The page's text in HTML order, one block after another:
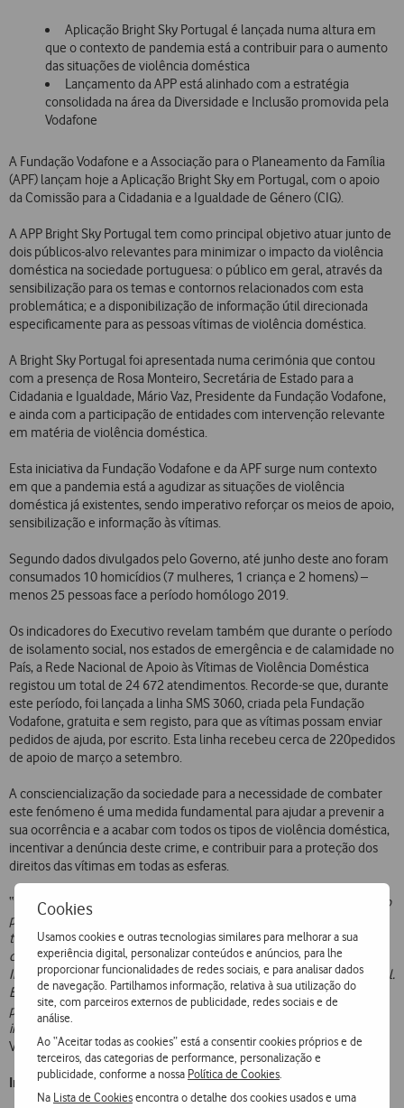
Cookies
Usamos cookies e outras tecnologias similares para melhorar a sua
experiência digital, personalizar conteúdos e anúncios, para lhe
proporcionar funcionalidades de redes sociais, e para analisar dados
de navegação. Partilhamos informação, relativa à sua utilização do
site, com parceiros externos de publicidade, redes sociais e de
análise.
Ao “Aceitar todas as cookies” está a consentir cookies próprios e de
terceiros, das categorias de performance, personalização e
publicidade, conforme a nossa Política de Cookies
Na Lista de Cookiesencontra o detalhe dos cookies usados e uma
Aplicação Bright Sky Portugal é lançada numa altura em
que o contexto de pandemia está a contribuir para o aumento
das situações de violência doméstica
Lançamento da APP está alinhado com a estratégia
consolidada na área da Diversidade e Inclusão promovida pela
Vodafone
A Fundação Vodafone e a Associação para o Planeamento da Família
(APF) lançam hoje a Aplicação Bright Sky em Portugal, com o apoio
da Comissão para a Cidadania e a Igualdade de Género (CIG).
A APP Bright Sky Portugal tem como principal objetivo atuar junto de
dois públicos-alvo relevantes para minimizar o impacto da violência
doméstica na sociedade portuguesa: o público em geral, através da
sensibilização para os temas e contornos relacionados com esta
problemática; e a disponibilização de informação útil direcionada
especificamente para as pessoas vítimas de violência doméstica.
A Bright Sky Portugal foi apresentada numa cerimónia que contou
com a presença de Rosa Monteiro, Secretária de Estado para a
Cidadania e Igualdade, Mário Vaz, Presidente da Fundação Vodafone,
e ainda com a participação de entidades com intervenção relevante
em matéria de violência doméstica.
Esta iniciativa da Fundação Vodafone e da APF surge num contexto
em que a pandemia está a agudizar as situações de violência
doméstica já existentes, sendo imperativo reforçar os meios de apoio,
sensibilização e informação às vítimas.
Segundo dados divulgados pelo Governo, até junho deste ano foram
consumados 10 homicídios (7 mulheres, 1 criança e 2 homens) –
menos 25 pessoas face a período homólogo 2019.
Os indicadores do Executivo revelam também que durante o período
de isolamento social, nos estados de emergência e de calamidade no
País, a Rede Nacional de Apoio às Vítimas de Violência Doméstica
registou um total de 24 672 atendimentos. Recorde-se que, durante
este período, foi lançada a linha SMS 3060, criada pela Fundação
Vodafone, gratuita e sem registo, para que as vítimas possam enviar
pedidos de ajuda, por escrito. Esta linha recebeu cerca de 220pedidos
de apoio de março a setembro.
A consciencialização da sociedade para a necessidade de combater
este fenómeno é uma medida fundamental para ajudar a prevenir a
sua ocorrência e a acabar com todos os tipos de violência doméstica,
incentivar a denúncia deste crime, e contribuir para a proteção dos
direitos das vítimas em todas as esferas.
“ A Bright Sky Portugal é uma aplicação móvel inovadora no mercado
português em matéria de informação e sensibilização em torno da
temática de violência doméstica. Esta iniciativa é mais um passo no
caminho que a Vodafone está a trilhar na área da Diversidade e
Inclusão e na sua ambição de ninguém ficar para trás nesta era digital.
Este projeto mostra, uma vez mais, como moldamos a tecnologia
para a colocar ao serviço da Sociedade, nomeadamente na
integração de grupos mais vulneráveis
Vodafone Portugal e Presidente da Fundação Vodafone Portugal.
Informações relevantes da APP Bright Sky